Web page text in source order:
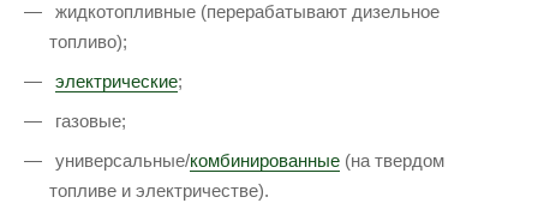
жидкотопливные (перерабатывают дизельное
топливо);
электрические;
газовые;
универсальные/комбинированные (на твердом
топливе и электричестве).